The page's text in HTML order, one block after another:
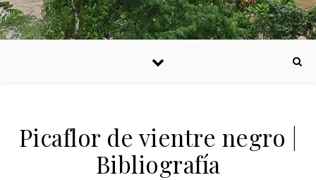
Picaflor de vientre negro |
Bibliografía